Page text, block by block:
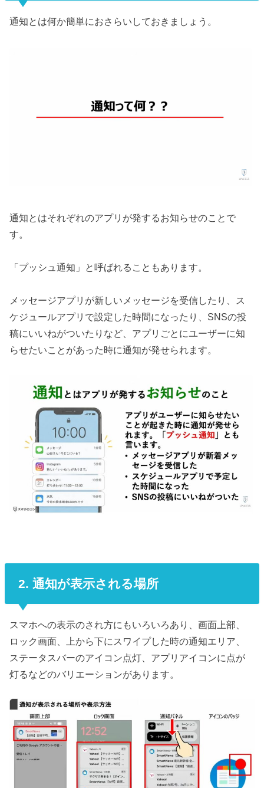
通知とは何か簡単におさらいしておきましょう。
通知とはそれぞれのアプリが発するお知らせのことで
す。
「プッシュ通知」と呼ばれることもあります。
メッセージアプリが新しいメッセージを受信したり、ス
ケジュールアプリで設定した時間になったり、SNSの投
稿にいいねがついたりなど、アプリごとにユーザーに知
らせたいことがあった時に通知が発せられます。
2. 通知が表示される場所
スマホへの表示のされ方にもいろいろあり、画面上部、
ロック画面、上から下にスワイプした時の通知エリア、
ステータスバーのアイコン点灯、アプリアイコンに点が
灯るなどのバリエーションがあります。